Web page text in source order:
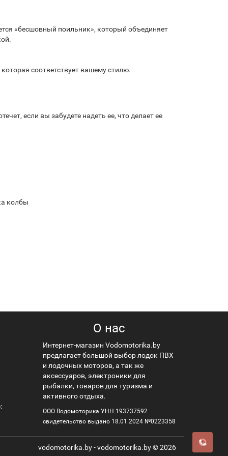
«бесшовный поильник», который объединяет
соответствует вашему стилю.
если вы забудете надеть ее, что делает ее
колбы
О нас
Интернет-магазин Vodomotorika.by
предлагает большой выбор лодок ПВХ
и лодочных моторов, а так же
аксессуаров, электроники для
рыбалки, товаров для туризма и
активного отдыха.
ООО Водомоторика УНН 193737592
свидетельство выдано 18.01.2024 №0223358
vodomotorika.by - vodomotorika.by © 2026